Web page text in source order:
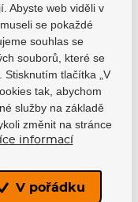
Kč
Abyste web viděli v
se pokaždé
souhlas se
souborů, které se
tlačítka „V
tak, abychom
služby na základě
změnit na stránce
informací
V pořádku